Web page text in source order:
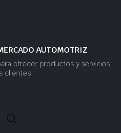
AUTOMOTRIZ
ofrecer productos y servicios
clientes.